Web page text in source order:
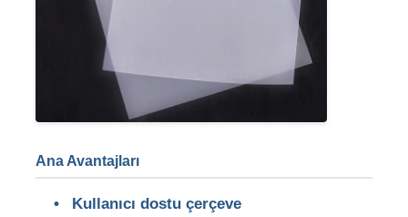
Ana Avantajları
Kullanıcı dostu çerçeve